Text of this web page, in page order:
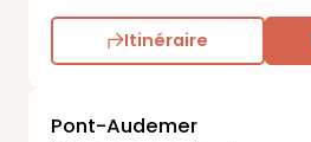
Itinéraire
Pont-Audemer